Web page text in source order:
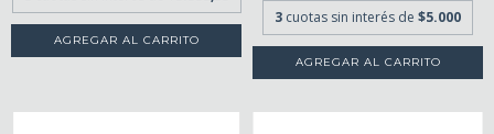
3 cuotas sin interés de $5.000